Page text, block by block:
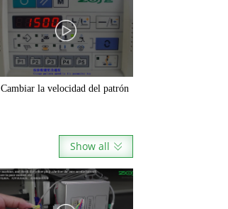
Ajuste de origen XY
Sin corte de hilo
Cambiar la velocidad del patrón
Show all 